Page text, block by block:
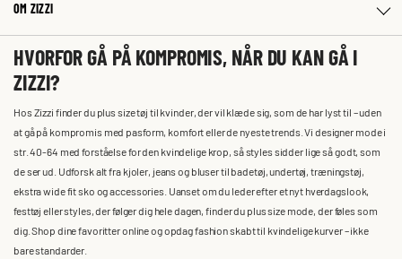
OM ZIZZI
HVORFOR GÅ PÅ KOMPROMIS, NÅR DU KAN GÅ I
ZIZZI?
Hos Zizzi finder du plus size tøj til kvinder, der vil klæde sig, som de har lyst til – uden
at gå på kompromis med pasform, komfort eller de nyeste trends. Vi designer mode i
str. 40-64 med forståelse for den kvindelige krop, så styles sidder lige så godt, som
de ser ud. Udforsk alt fra kjoler, jeans og bluser til badetøj, undertøj, træningstøj,
ekstra wide fit sko og accessories. Uanset om du leder efter et nyt hverdagslook,
festtøj eller styles, der følger dig hele dagen, finder du plus size mode, der føles som
dig. Shop dine favoritter online og opdag fashion skabt til kvindelige kurver – ikke
bare standarder.